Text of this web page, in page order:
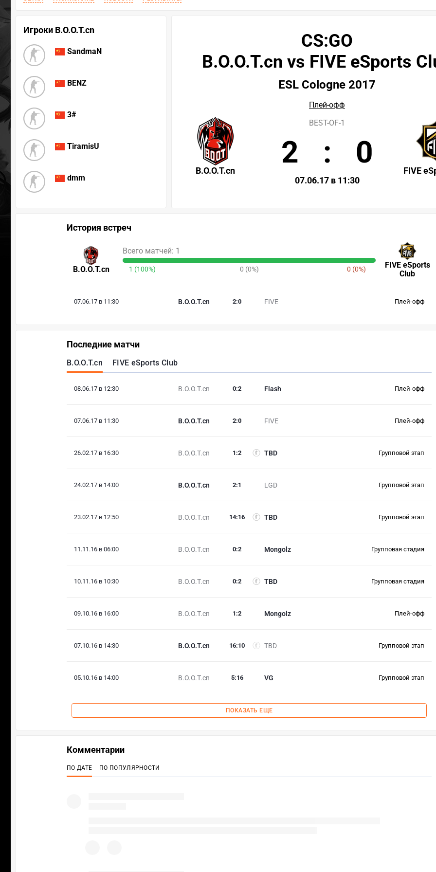
Игроки B.O.O.T.cn
SandmaN
BENZ
3#
TiramisU
dmm
CS:GO
B.O.O.T.cn vs FIVE eSports
ESL Cologne 2017
Плей-офф
B.O.O.T.cn FIVE
BEST-OF-1
2 : 0
07.06.17 в 11:30
История встреч
B.O.O.T.cn
FIVE eSports
Club
Всего матчей: 1
1 (100%) 0 (0%) 0 (0%)
07.06.17 в 11:30 B.O.O.T.cn FIVE
2:0 Плей-офф
Последние матчи
B.O.O.T.cn FIVE eSports Club
08.06.17 в 12:30 B.O.O.T.cn Flash
0:2 Плей-офф
07.06.17 в 11:30 B.O.O.T.cn FIVE
2:0 Плей-офф
26.02.17 в 16:30 B.O.O.T.cn TBD
1 :2 Групповой этап
24.02.17 в 14:00 B.O.O.T.cn LGD
2:1 Групповой этап
23.02.17 в 12:50 B.O.O.T.cn TBD
14:16 Групповой этап
11.11.16 в 06:00 B.O.O.T.cn Mongolz
0:2 Групповая стадия
10.11.16 в 10:30 B.O.O.T.cn TBD
0:2 Групповая стадия
09.10.16 в 16:00 B.O.O.T.cn Mongolz
1 :2 Плей-офф
07.10.16 в 14:30 B.O.O.T.cn TBD
16:10 Групповой этап
05.10.16 в 14:00 B.O.O.T.cn VG
5:16 Групповой этап
ПОКАЗАТЬ ЕЩЕ
Комментарии
ПО ДАТЕ ПО ПОПУЛЯРНОСТИ